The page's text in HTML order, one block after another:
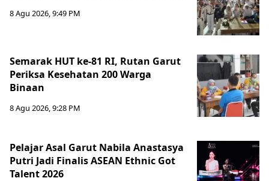
8 Agu 2026, 9:49 PM
Semarak HUT ke-81 RI, Rutan Garut
Periksa Kesehatan 200 Warga
Binaan
8 Agu 2026, 9:28 PM
Pelajar Asal Garut Nabila Anastasya
Putri Jadi Finalis ASEAN Ethnic Got
Talent 2026